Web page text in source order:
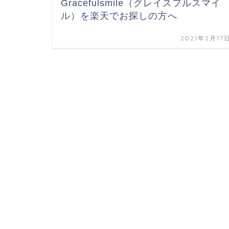
Gracefulsmile（グレイスフルスマイ
ル）を楽天でお探しの方へ
2021年2月17